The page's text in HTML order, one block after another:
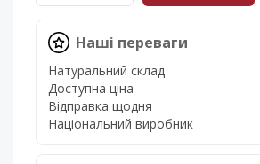
Наші переваги
Натуральний склад
Доступна ціна
Відправка щодня
Національний виробник